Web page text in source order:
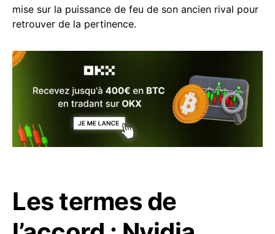
mise sur la puissance de feu de son ancien rival pour
retrouver de la pertinence.
Les termes de